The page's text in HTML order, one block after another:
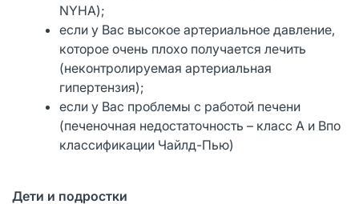
NYHA);
если у Вас высокое артериальное давление,
которое очень плохо получается лечить
(неконтролируемая артериальная
гипертензия);
если у Вас проблемы с работой печени
(печеночная недостаточность – класс А и Впо
классификации Чайлд-Пью)
Дети и подростки